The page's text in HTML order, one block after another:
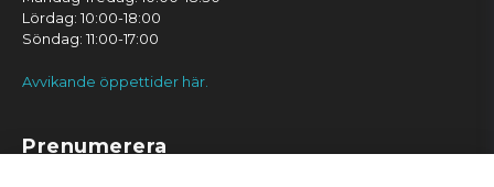
Lördag: 10:00-18:00
Söndag: 11:00-17:00
Avvikande öppettider här.
Prenumerera